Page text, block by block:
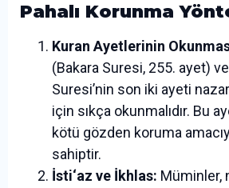
Pahalı Korunma
Kuran Ayetlerinin
(Bakara Suresi, 255. ayet)
Suresi’nin son iki ayeti
için sıkça okunmalıdır. Bu
kötü gözden koruma
sahiptir.
İsti‘az ve İkhlas: Müminler,